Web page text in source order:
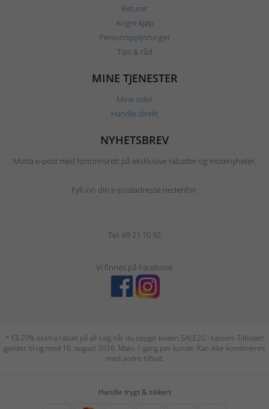
Returer
Angre kjøp
Personopplysninger
Tips & råd
MINE TJENESTER
Mine sider
Handle direkt
NYHETSBREV
Motta e-post med fortrinnsrett på eksklusive rabatter og motenyheter.
Fyll inn din e-postadresse nedenfor.
Tel: 69 21 10 92
Vi finnes på Facebook
* Få 20% ekstra rabatt på all salg når du oppgir koden SALE20 i kassen. Tilbudet
gjelder til og med 16. august 2026. Maks 1 gang per kunde. Kan ikke kombineres
med andre tilbud.
Handle trygt & sikkert